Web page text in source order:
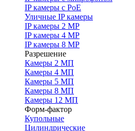
IP камеры с PoE
Уличные IP камеры
IP камеры 2 MP
IP камеры 4 MP
IP камеры 8 MP
Разрешение
Камеры 2 МП
Камеры 4 МП
Камеры 5 МП
Камеры 8 МП
Камеры 12 МП
Форм-фактор
Купольные
Цилиндрические